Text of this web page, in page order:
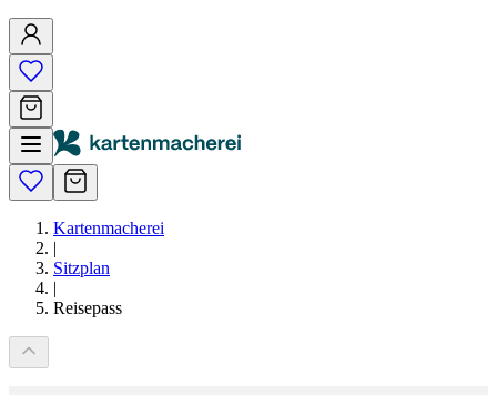
Kartenmacherei
|
Sitzplan
|
Reisepass